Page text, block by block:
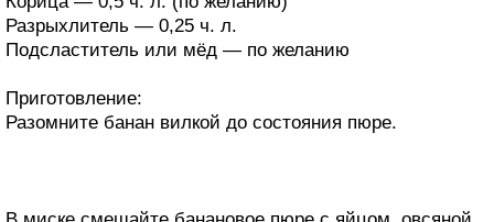
Разрыхлитель — 0,25 ч. л.
Подсластитель или мёд — по желанию
Приготовление:
Разомните банан вилкой до состояния пюре.